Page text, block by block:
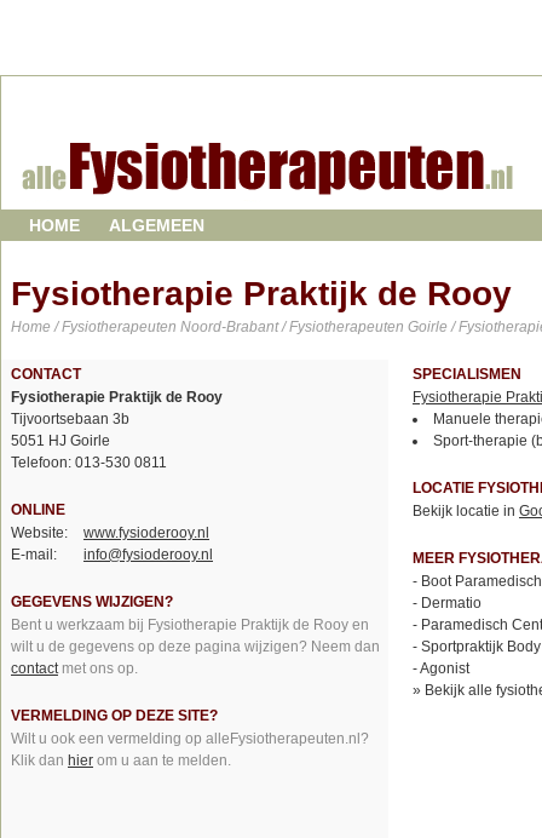
HOME ALGEMEEN
Fysiotherapie Praktijk de Rooy
Home /Fysiotherapeuten Noord-Brabant/Fysiotherapeuten Goirle /
CONTACT
Fysiotherapie Praktijk de Rooy
Tijvoortsebaan 3b
5051 HJ Goirle
Telefoon: 013-530 0811
ONLINE
Website:
www.fysioderooy.nl
E-mail:
info@fysioderooy.nl
GEGEVENS WIJZIGEN?
Bent u werkzaam bij Fysiotherapie Praktijk de Rooy en
wilt u de gegevens op deze pagina wijzigen? Neem dan
contactmet ons op.
VERMELDING OP DEZE SITE?
Wilt u ook een vermelding op alleFysiotherapeuten.nl?
Klik dan hier om u aan te melden.
SPECIALISMEN
Fysiotherapie
Manuele
Sport-therapie
LOCATIE
Bekijk locatie in
MEER
- Boot
- Dermatio
- Paramedisch
- Sportpraktijk
-Agonist
» Bekijk alle